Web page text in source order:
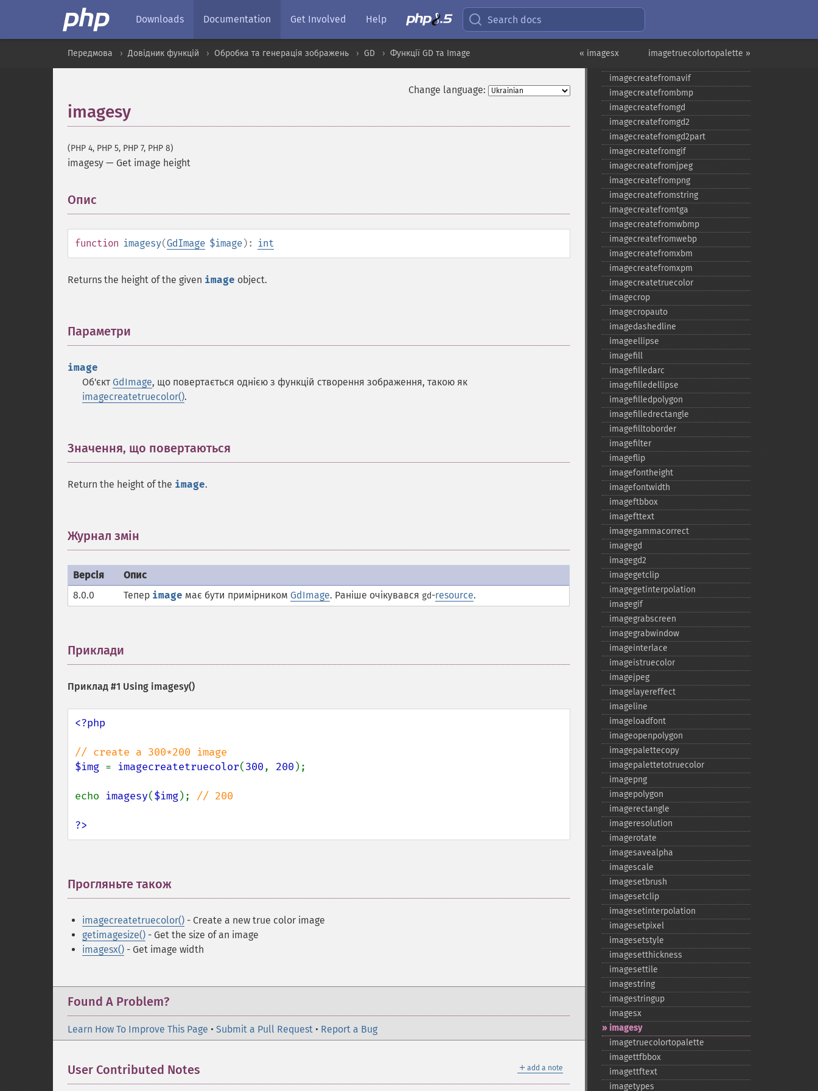
Downloads Documentation Get Involved Help Search docs
imagetruecolortopalette »
« imagesx
Передмова Довідник функцій Обробка та генерація зображень GD Функції GD та Image
Change language:
imagesy
(PHP 4, PHP 5, PHP 7, PHP 8)
imagesy — Get image height
Опис
function imagesy(GdImage $image): int
Returns the height of the given image object.
Параметри
image
Об'єкт GdImage, що повертається однією з функцій створення зображення, такою як
imagecreatetruecolor().
Значення, що повертаються
Return the height of the image.
Журнал змін
Версія
Опис
8.0.0
Тепер image має бути примірником GdImage. Раніше очікувався gd-resource.
Приклади
Приклад #1 Using imagesy()
<?php
$img = imagecreatetruecolor(300, 200 );
echo imagesy($img); // 200
?>
Прогляньте також
imagecreatetruecolor() - Create a new true color image
getimagesize() - Get the size of an image
imagesx() - Get image width
Found A Problem?
Learn How To Improve This Page • Submit a Pull Request • Report a Bug
＋ add a note
User Contributed Notes
imagecopymerge
imagecopyresampled
imagecopyresized
imagecreatefromavif
imagecreatefrombmp
imagecreatefromgd
imagecreatefromgd2
imagecreatefromgd2part
imagecreatefromgif
imagecreatefromjpeg
imagecreatefrompng
imagecreatefromstring
imagecreatefromtga
imagecreatefromwbmp
imagecreatefromwebp
imagecreatefromxbm
imagecreatefromxpm
imagecreatetruecolor
imagecrop
imagecropauto
imagedashedline
imageellipse
imagefill
imagefilledarc
imagefilledellipse
imagefilledpolygon
imagefilledrectangle
imagefilltoborder
imagefilter
imageflip
imagefontheight
imagefontwidth
imageftbbox
imagefttext
imagegammacorrect
imagegd
imagegd2
imagegetclip
imagegetinterpolation
imagegif
imagegrabscreen
imagegrabwindow
imageinterlace
imageistruecolor
imagejpeg
imagelayereffect
imageline
imageloadfont
imageopenpolygon
imagepalettecopy
imagepalettetotruecolor
imagepng
imagepolygon
imagerectangle
imageresolution
imagerotate
imagesavealpha
imagescale
imagesetbrush
imagesetclip
imagesetinterpolation
imagesetpixel
imagesetstyle
imagesetthickness
imagesettile
imagestring
imagestringup
imagesx
imagesy
imagetruecolortopalette
imagettfbbox
imagettftext
imagetypes